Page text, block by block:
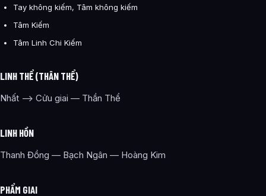
Tay không kiếm, Tâm không kiếm
Tâm Kiếm
Tâm Linh Chi Kiếm
LINH THỂ (THÂN THỂ)
Nhất —-> Cửu giai — Thần Thể
LINH HỒN
Thanh Đồng — Bạch Ngân — Hoàng Kim
PHẨM GIAI